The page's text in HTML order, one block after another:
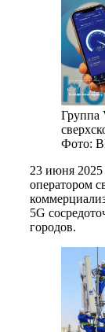
Группа
Фото:
23 июня 2025
оператором
5G
городов.